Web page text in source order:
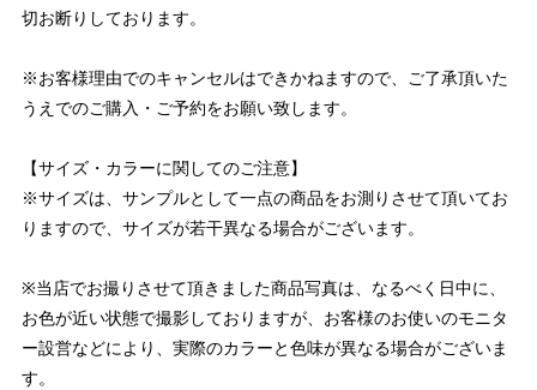
切お断りしております。
※お客様理由でのキャンセルはできかねますので、ご了承頂いた
うえでのご購入・ご予約をお願い致します。
【サイズ・カラーに関してのご注意】
※サイズは、サンプルとして一点の商品をお測りさせて頂いてお
りますので、サイズが若干異なる場合がございます。
※当店でお撮りさせて頂きました商品写真は、なるべく日中に、
お色が近い状態で撮影しておりますが、お客様のお使いのモニタ
ー設営などにより、実際のカラーと色味が異なる場合がございま
す。